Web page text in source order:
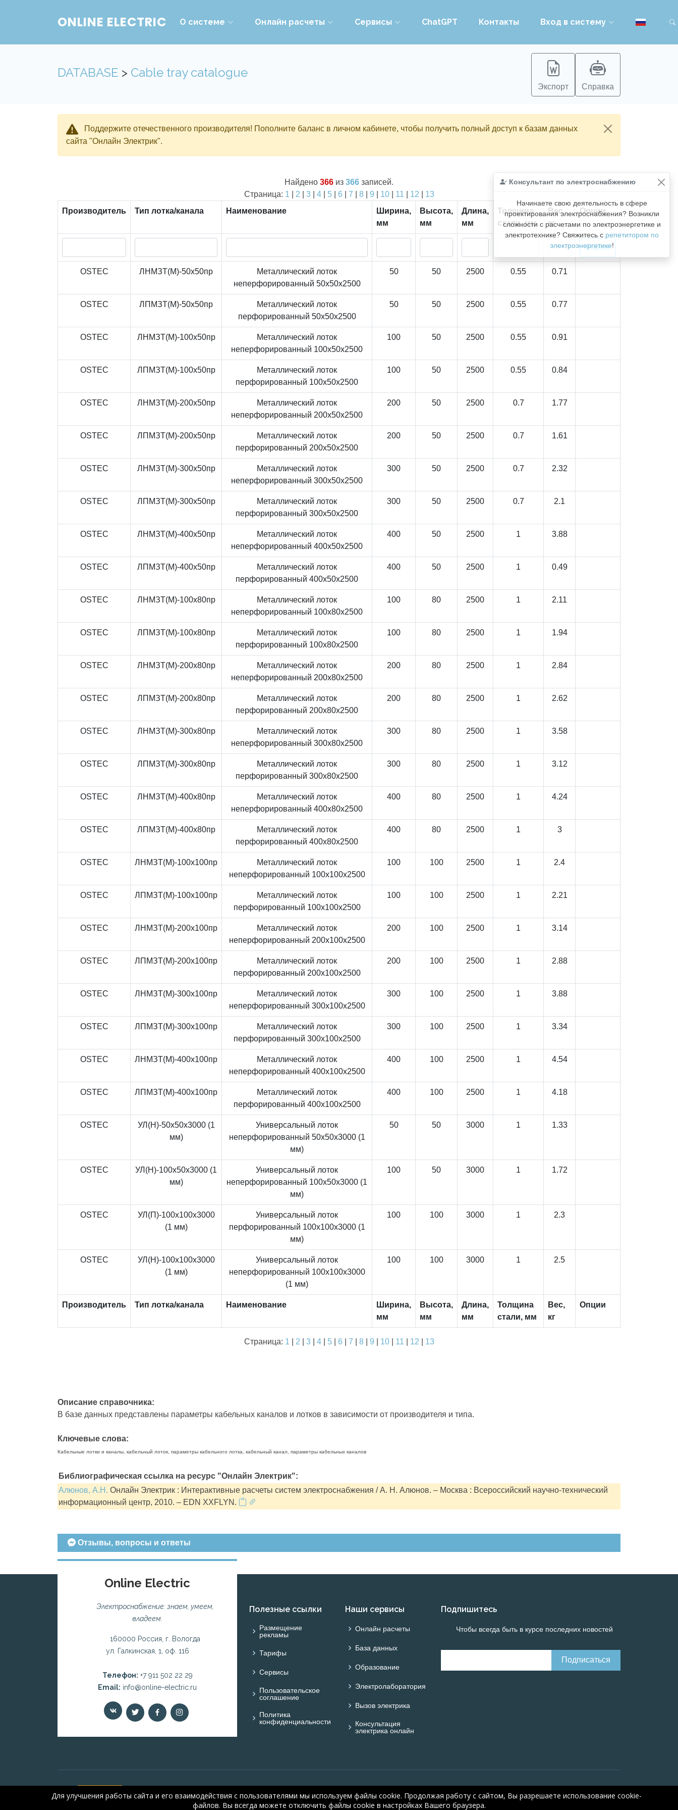
ONLINE ELECTRIC О системе Онлайн расчеты Сервисы ChatGPT Контакты Вход в систему
DATABASE > Cable tray catalogue
Экспорт Справка
Поддержите отечественного производителя! Пополните баланс в личном кабинете, чтобы получить полный доступ к базам данных
сайта "Онлайн Электрик".
Консультант по электроснабжению
Начинаете свою деятельность в сфере
проектирования электроснабжения? Возникли
сложности с расчетами по электроэнергетике и
электротехнике? Свяжитесь с репетитором по
электроэнергетике!
Найдено 366 из 366 записей.
Страница: 1 2 3| 4| 5| 6 7 8| 9 10| 11 12
13
Производитель
Тип лотка/канала Наименование
Ширина,
мм
Высота,
мм
Длина,
мм
Толщина
стали, мм
Вес,
кг
Опции
OSTEC ЛНМЗТ(М)-50x50пр
Металлический лоток
неперфорированный 50x50x2500
50 50 2500 0.55 0.71
OSTEC ЛПМЗТ(М)-50x50пр
Металлический лоток
перфорированный 50x50x2500
50 50 2500 0.55 0.77
OSTEC ЛНМЗТ(М)-100x50пр
Металлический лоток
неперфорированный 100x50x2500
100 50 2500 0.55 0.91
OSTEC ЛПМЗТ(М)-100x50пр
Металлический лоток
перфорированный 100x50x2500
100 50 2500 0.55 0.84
OSTEC ЛНМЗТ(М)-200x50пр
Металлический лоток
неперфорированный 200x50x2500
200 50 2500 0.7 1.77
OSTEC ЛПМЗТ(М)-200x50пр
Металлический лоток
перфорированный 200x50x2500
200 50 2500 0.7 1.61
OSTEC ЛНМЗТ(М)-300x50пр
Металлический лоток
неперфорированный 300x50x2500
300 50 2500 0.7 2.32
OSTEC ЛПМЗТ(М)-300x50пр
Металлический лоток
перфорированный 300x50x2500
300 50 2500 0.7 2.1
OSTEC ЛНМЗТ(М)-400x50пр
Металлический лоток
неперфорированный 400x50x2500
400 50 2500 1 3.88
OSTEC ЛПМЗТ(М)-400x50пр
Металлический лоток
перфорированный 400x50x2500
400 50 2500 1 0.49
OSTEC ЛНМЗТ(М)-100x80пр
Металлический лоток
неперфорированный 100x80x2500
100 80 2500 1 2.11
OSTEC ЛПМЗТ(М)-100x80пр
Металлический лоток
перфорированный 100x80x2500
100 80 2500 1 1.94
OSTEC ЛНМЗТ(М)-200x80пр
Металлический лоток
неперфорированный 200x80x2500
200 80 2500 1 2.84
OSTEC ЛПМЗТ(М)-200x80пр
Металлический лоток
перфорированный 200x80x2500
200 80 2500 1 2.62
OSTEC ЛНМЗТ(М)-300x80пр
Металлический лоток
неперфорированный 300x80x2500
300 80 2500 1 3.58
OSTEC ЛПМЗТ(М)-300x80пр
Металлический лоток
перфорированный 300x80x2500
300 80 2500 1 3.12
OSTEC ЛНМЗТ(М)-400x80пр
Металлический лоток
неперфорированный 400x80x2500
400 80 2500 1 4.24
OSTEC ЛПМЗТ(М)-400x80пр
Металлический лоток
перфорированный 400x80x2500
400 80 2500 1 3
OSTEC ЛНМЗТ(М)-100x100пр
Металлический лоток
неперфорированный 100x100x2500
100 100 2500 1 2.4
OSTEC ЛПМЗТ(М)-100x100пр
Металлический лоток
перфорированный 100x100x2500
100 100 2500 1 2.21
OSTEC ЛНМЗТ(М)-200x100пр
Металлический лоток
неперфорированный 200x100x2500
200 100 2500 1 3.14
OSTEC ЛПМЗТ(М)-200x100пр
Металлический лоток
перфорированный 200x100x2500
200 100 2500 1 2.88
OSTEC ЛНМЗТ(М)-300x100пр
Металлический лоток
неперфорированный 300x100x2500
300 100 2500 1 3.88
OSTEC ЛПМЗТ(М)-300x100пр
Металлический лоток
перфорированный 300x100x2500
300 100 2500 1 3.34
OSTEC ЛНМЗТ(М)-400x100пр
Металлический лоток
неперфорированный 400x100x2500
400 100 2500 1 4.54
OSTEC ЛПМЗТ(М)-400x100пр
Металлический лоток
перфорированный 400x100x2500
400 100 2500 1 4.18
OSTEC
УЛ(Н)-50x50x3000 (1
мм)
Универсальный лоток
неперфорированный 50x50x3000 (1
мм)
50 50 3000 1 1.33
OSTEC
УЛ(Н)-100x50x3000 (1
мм)
Универсальный лоток
неперфорированный 100x50x3000 (1
мм)
100 50 3000 1 1.72
OSTEC
УЛ(П)-100x100x3000
(1 мм)
Универсальный лоток
перфорированный 100x100x3000 (1
мм)
100 100 3000 1 2.3
OSTEC
УЛ(Н)-100x100x3000
(1 мм)
Универсальный лоток
неперфорированный 100x100x3000
(1 мм)
100 100 3000 1 2.5
Производитель Тип лотка/канала Наименование
Ширина,
мм
Высота,
мм
Длина,
мм
Толщина
стали, мм
Вес,
кг
Опции
Страница: 1 2 3| 4| 5| 6 7 8| 9 10| 11 12 13
Описание справочника:
В базе данных представлены параметры кабельных каналов и лотков в зависимости от производителя и типа.
Ключевые слова:
Кабельные лотки и каналы, кабельный лоток, параметры кабельного лотка, кабельный канал, параметры кабельных каналов
Библиографическая ссылка на ресурс "Онлайн Электрик":
Алюнов, А.Н. Онлайн Электрик : Интерактивные расчеты систем электроснабжения / А. Н. Алюнов. – Москва : Всероссийский научно-технический
информационный центр, 2010. – EDN XXFLYN.
Отзывы, вопросы и ответы
Online Electric
Электроснабжение: знаем, умеем,
владеем.
160000 Россия, г. Вологда
ул. Галкинская, 1, оф. 116
Телефон: +7 911 502 22 29
Email: info@online-electric.ru
Полезные ссылки
Размещение
рекламы
Тарифы
Сервисы
Пользовательское
соглашение
Политика
конфиденциальности
Наши сервисы
Онлайн расчеты
База данных
Образование
Электролаборатория
Вызов электрика
Консультация
электрика онлайн
Подпишитесь
Чтобы всегда быть в курсе последних новостей
electric.ru, 2008-2026
Для улучшения работы сайта и его взаимодействия с пользователями мы используем файлы cookie. Продолжая работу с сайтом, Вы разрешаете использование cookie-
файлов. Вы всегда можете отключить файлы cookie в настройках Вашего браузера.